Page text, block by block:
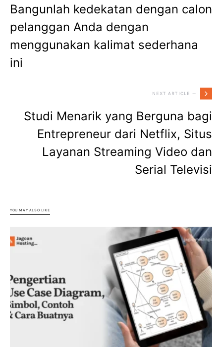
Bangunlah kedekatan dengan calon
pelanggan Anda dengan
menggunakan kalimat sederhana
ini
NEXT ARTICLE —
Studi Menarik yang Berguna bagi
Entrepreneur dari Netflix, Situs
Layanan Streaming Video dan
Serial Televisi
YOU MAY ALSO LIKE